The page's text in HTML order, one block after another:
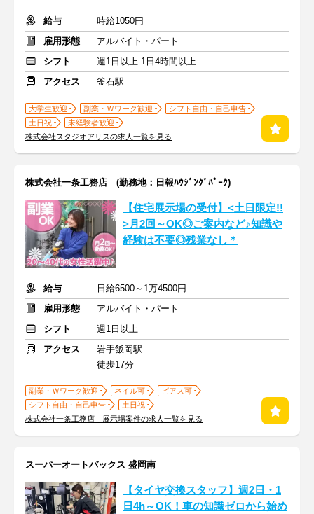
給与
時給1050円
雇用形態
アルバイト・パート
シフト
週1日以上 1日4時間以上
アクセス
釜石駅
大学生歓迎 副業・Ｗワーク歓迎
シフト自由・自己申告
土日祝
未経験者歓迎
株式会社スタジオアリスの求人一覧を見る
株式会社一条工務店 (勤務地：日報ﾊｳｼﾞﾝｸﾞﾊﾟｰｸ)
【住宅展示場の受付】<土日限定!!
>月2回～OK◎ご案内など♪知識や
経験は不要◎残業なし＊
給与
日給6500～1万4500円
雇用形態
アルバイト・パート
シフト
週1日以上
アクセス
岩手飯岡駅
徒歩17分
副業・Ｗワーク歓迎 ネイル可
ピアス可
シフト自由・自己申告
土日祝
株式会社一条工務店 展示場案件の求人一覧を見る
スーパーオートバックス 盛岡南
【タイヤ交換スタッフ】週2日・1
日4h～OK！車の知識ゼロから始め